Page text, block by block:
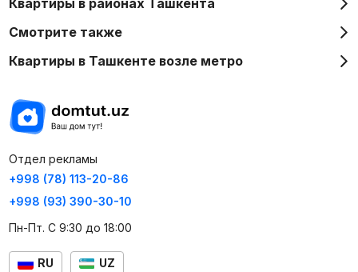
Квартиры в районах Ташкента
Смотрите также
Квартиры в Ташкенте возле метро
Отдел рекламы
+998 (78) 113-20-86
+998 (93) 390-30-10
Пн-Пт. С 9:30 до 18:00
RU UZ